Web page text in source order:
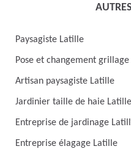
Paysagiste Latille
Pose et changement
Artisan paysagiste Latille
Jardinier taille de haie Latille
Entreprise de jardinage
Entreprise élagage Latille